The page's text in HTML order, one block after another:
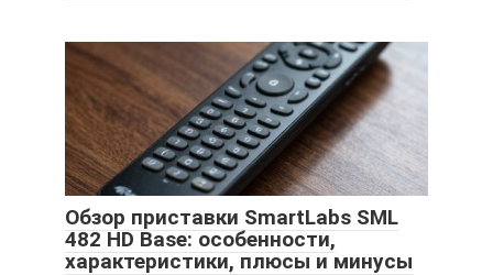
Обзор приставки SmartLabs SML
482 HD Base: особенности,
характеристики, плюсы и минусы